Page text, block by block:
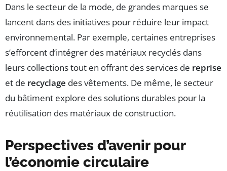
Dans le secteur de la mode, de grandes marques se
lancent dans des initiatives pour réduire leur impact
environnemental. Par exemple, certaines entreprises
s’efforcent d’intégrer des matériaux recyclés dans
leurs collections tout en offrant des services de reprise
et de recyclage des vêtements. De même, le secteur
du bâtiment explore des solutions durables pour la
réutilisation des matériaux de construction.
Perspectives d’avenir pour
l’économie circulaire